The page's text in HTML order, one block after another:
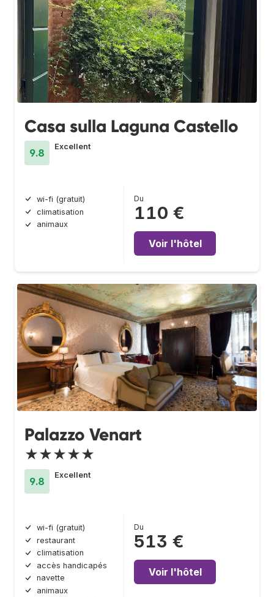
Casa sulla Laguna Castello
9.8
Excellent
wi-fi (gratuit)
climatisation
animaux
Du
110 €
Voir l'hôtel
Palazzo Venart
★★★★★
9.8
Excellent
wi-fi (gratuit)
restaurant
climatisation
accès handicapés
navette
animaux
Du
513 €
Voir l'hôtel